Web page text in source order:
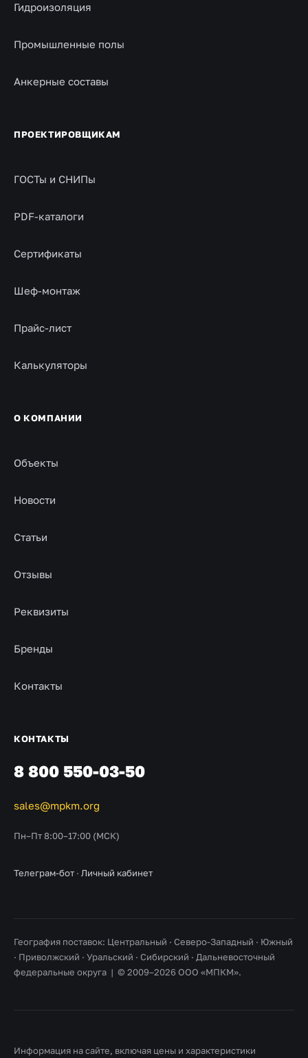
Гидроизоляция
Промышленные полы
Анкерные составы
ПРОЕКТИРОВЩИКАМ
ГОСТы и СНИПы
PDF-каталоги
Сертификаты
Шеф-монтаж
Прайс-лист
Калькуляторы
О КОМПАНИИ
Объекты
Новости
Статьи
Отзывы
Реквизиты
Бренды
Контакты
КОНТАКТЫ
8 800 550-03-50
sales@mpkm.org
Пн–Пт 8:00–17:00 (МСК)
Телеграм-бот · Личный кабинет
География поставок: Центральный · Северо-Западный · Южный
· Приволжский · Уральский · Сибирский · Дальневосточный
федеральные округа | © 2009–2026 ООО «МПКМ».
Информация на сайте, включая цены и характеристики